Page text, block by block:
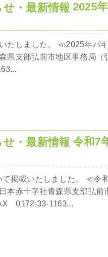
2025
たしました。 ≪2025年パ
支部弘前市地区事務局（
令和7
て掲載いたしました。 ≪令
赤十字社青森県支部弘前
0172-33-1163...